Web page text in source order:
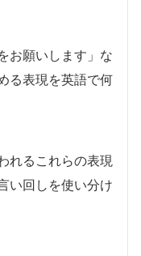
お願いします」な
る表現を英語で何
れるこれらの表現
い回しを使い分け